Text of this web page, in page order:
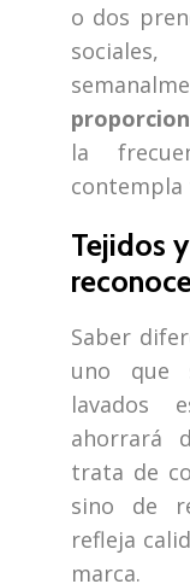
o dos
la
contempla
Tejidos
Saber
uno que
lavados
ahorrará
trata de
sino de
refleja
marca.